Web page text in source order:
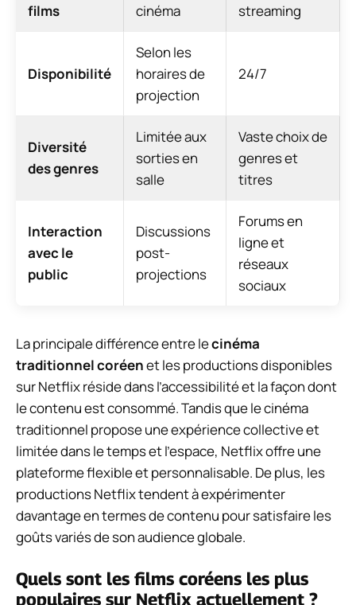
films
cinéma
streaming
Disponibilité
Selon les
horaires de
projection
24/7
Diversité
des genres
Limitée aux
sorties en
salle
Vaste choix de
genres et
titres
Interaction
avec le
public
Discussions
post-
projections
Forums en
ligne et
réseaux
sociaux
La principale différence entre lecinéma
traditionnel coréenet les productions disponibles
sur Netflix réside dans l’accessibilité et la façon dont
le contenu est consommé. Tandis que le cinéma
traditionnel propose une expérience collective et
limitée dans le temps et l’espace, Netflix offre une
plateforme flexible et personnalisable. De plus, les
productions Netflix tendent à expérimenter
davantage en termes de contenu pour satisfaire les
goûts variés de son audience globale.
Quels sont les films coréens les plus
populaires sur Netflix actuellement ?